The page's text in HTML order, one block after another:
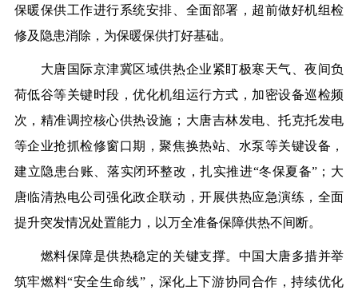
保暖保供工作进行系统安排、全面部署，超前做好机组检
修及隐患消除，为保暖保供打好基础。
大唐国际京津冀区域供热企业紧盯极寒天气、夜间负
荷低谷等关键时段，优化机组运行方式，加密设备巡检频
次，精准调控核心供热设施；大唐吉林发电、托克托发电
等企业抢抓检修窗口期，聚焦换热站、水泵等关键设备，
建立隐患台账、落实闭环整改，扎实推进“冬保夏备”；大
唐临清热电公司强化政企联动，开展供热应急演练，全面
提升突发情况处置能力，以万全准备保障供热不间断。
燃料保障是供热稳定的关键支撑。中国大唐多措并举
筑牢燃料“安全生命线”，深化上下游协同合作，持续优化